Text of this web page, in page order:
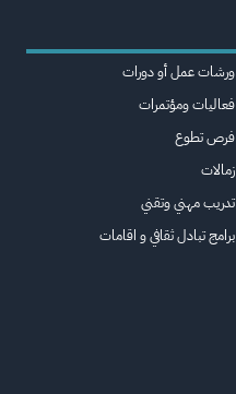
ورشات عمل أو دورات
فعاليات ومؤتمرات
فرص تطوع
زمالات
تدريب مهني وتقني
برامج تبادل ثقافي و اقامات